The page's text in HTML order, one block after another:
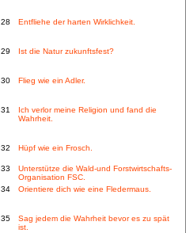
28 Entfliehe der harten Wirklichkeit.
29 Ist die Natur zukunftsfest?
30 Flieg wie ein Adler.
31
Ich verlor meine Religion und fand die
Wahrheit.
32 Hüpf wie ein Frosch.
33
Unterstütze die Wald-und Forstwirtschafts-
Organisation FSC.
34 Orientiere dich wie eine Fledermaus.
35
Sag jedem die Wahrheit bevor es zu spät
ist.